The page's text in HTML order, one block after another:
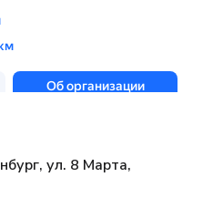
ул. 8 Марта,